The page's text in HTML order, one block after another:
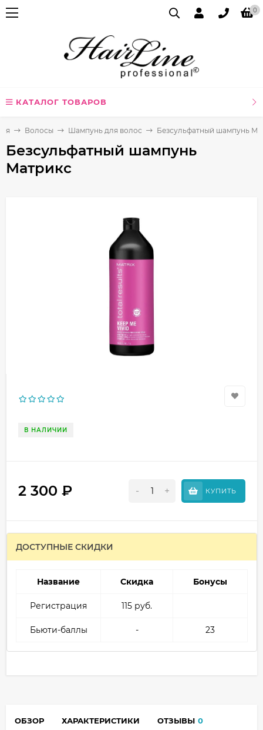
0
КАТАЛОГ ТОВАРОВ
Волосы Шампунь для волос Безсульфатный шампунь
Безсульфатный шампунь
Матрикс
В НАЛИЧИИ
2 300 ₽ - + КУПИТЬ
ДОСТУПНЫЕ СКИДКИ
Название Скидка Бонусы
Регистрация 115 руб.
Бьюти-баллы - 23
ОБЗОР ХАРАКТЕРИСТИКИ ОТЗЫВЫ 0